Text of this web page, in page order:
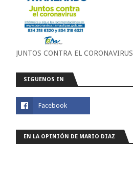
JUNTOS CONTRA EL CORONAVIRUS
SIGUENOS EN
EN LA OPINIÓN DE MARIO DIAZ